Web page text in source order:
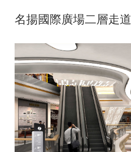
名揚國際廣場二層走道